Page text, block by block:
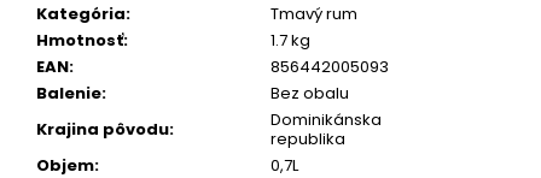
Kategória:
Tmavý rum
Hmotnosť:
1.7 kg
EAN:
856442005093
Balenie:
Bez obalu
Krajina pôvodu:
Dominikánska
republika
Objem:
0,7L